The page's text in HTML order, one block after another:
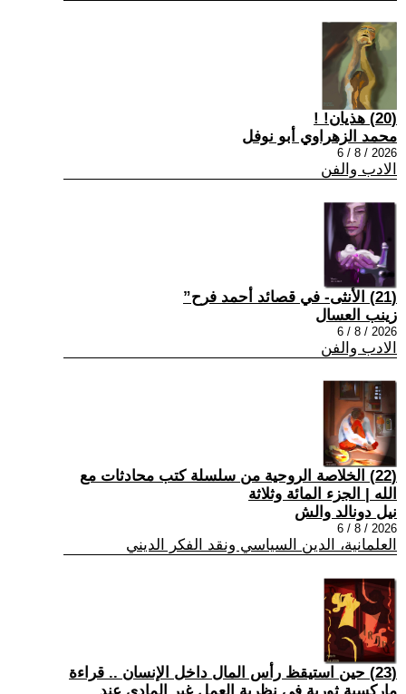
(20) هذيان! !
محمد الزهراوي أبو نوفل
2026 / 8 / 6
الادب والفن
(21) الأنثى- في قصائد أحمد فرح”
زينب العسال
2026 / 8 / 6
الادب والفن
(22) الخلاصة الروحية من سلسلة كتب محادثات مع
الله | الجزء المائة وثلاثة
نيل دونالد والش
2026 / 8 / 6
العلمانية، الدين السياسي ونقد الفكر الديني
(23) حين استيقظ رأس المال داخل الإنسان .. قراءة